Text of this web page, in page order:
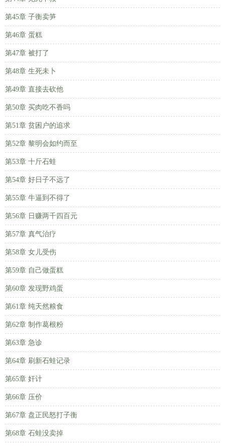
第45章 子衡卖笋
第46章 蛋糕
第47章 被打了
第48章 生死未卜
第49章 直接去砍他
第50章 买肉吃不香吗
第51章 贫困户的追求
第52章 黎明会如约而至
第53章 十斤石蛙
第54章 好日子不远了
第55章 牛逼到不得了
第56章 日赚两千四百元
第57章 真气治疗
第58章 女儿受伤
第59章 自己做蛋糕
第60章 发现野鸡蛋
第61章 纯天然粮食
第62章 制作葛根粉
第63章 急诊
第64章 刷新石蛙记录
第65章 奸计
第66章 压价
第67章 盘正民怒打子衡
第68章 石蛙没卖掉